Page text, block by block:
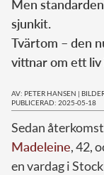
Men
sjunkit.
Tvärtom – den
vittnar om ett
AV: PETER HANSEN |
PUBLICERAD: 2025-05-18
Sedan
Madeleine, 42,
en vardag i